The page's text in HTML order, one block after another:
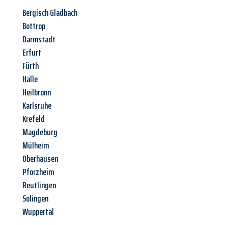
Bergisch Gladbach
Bottrop
Darmstadt
Erfurt
Fürth
Halle
Heilbronn
Karlsruhe
Krefeld
Magdeburg
Mülheim
Oberhausen
Pforzheim
Reutlingen
Solingen
Wuppertal